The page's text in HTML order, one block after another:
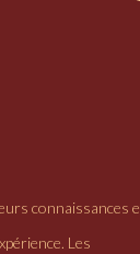
connaissances
Les